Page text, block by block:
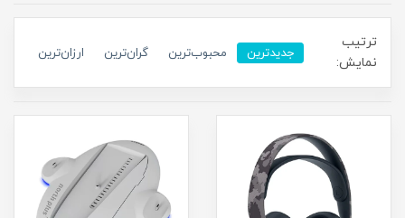
ترتیب
نمایش:
جدیدترین محبوب‌ترین گران‌ترین ارزان‌ترین